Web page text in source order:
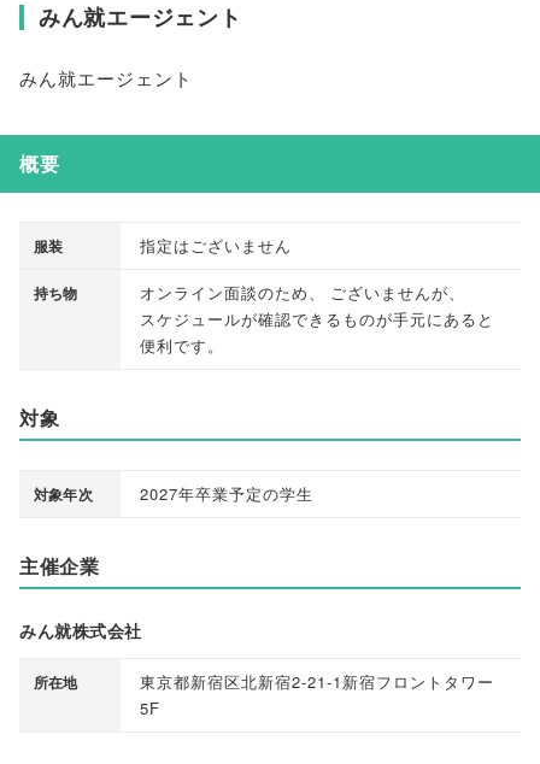
みん就エージェント
みん就エージェント
概要
服装 指定はございません
持ち物 オンライン面談のため、 ございませんが、
スケジュールが確認できるものが手元にあると
便利です。
対象
対象年次 2027年卒業予定の学生
主催企業
みん就株式会社
所在地
東京都新宿区北新宿2-21-1新宿フロントタワー
5F